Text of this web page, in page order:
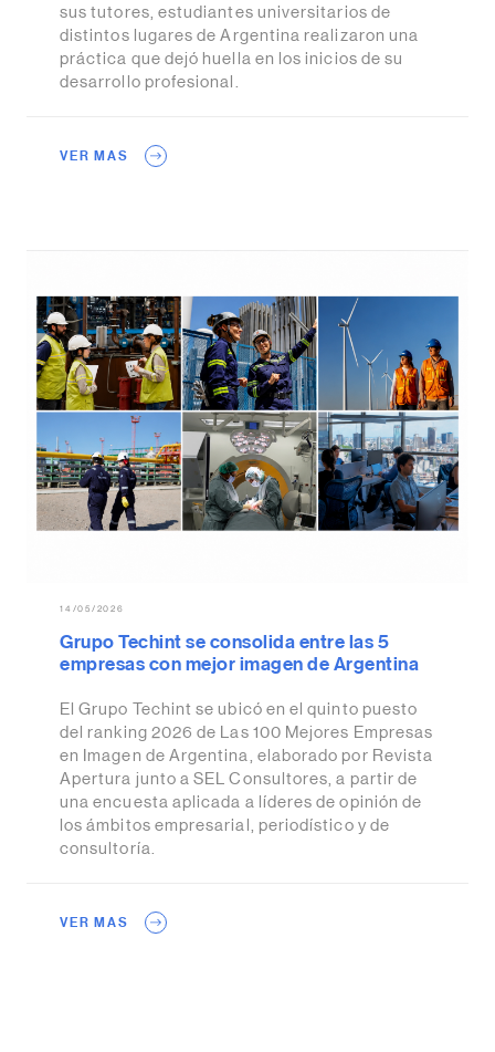
sus tutores, estudiantes universitarios de
distintos lugares de Argentina realizaron una
práctica que dejó huella en los inicios de su
desarrollo profesional.
VER MAS
14/05/2026
Grupo Techint se consolida entre las 5
empresas con mejor imagen de Argentina
El Grupo Techint se ubicó en el quinto puesto
del ranking 2026 de Las 100 Mejores Empresas
en Imagen de Argentina, elaborado por Revista
Apertura junto a SEL Consultores, a partir de
una encuesta aplicada a líderes de opinión de
los ámbitos empresarial, periodístico y de
consultoría.
VER MAS